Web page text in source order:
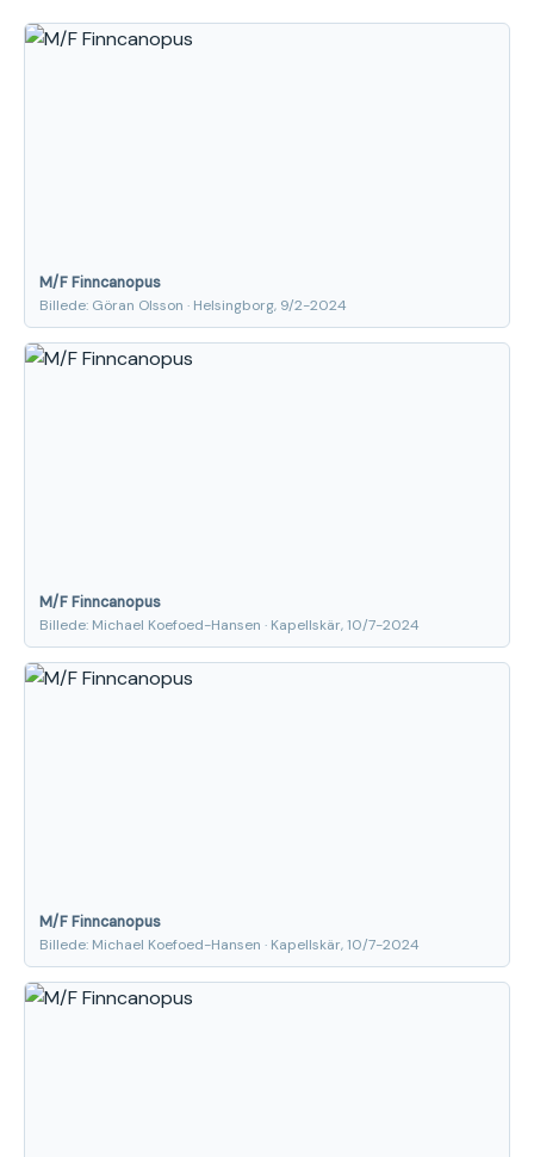
M/F Finncanopus
Billede: Göran Olsson · Helsingborg, 9/2-2024
M/F Finncanopus
Billede: Michael Koefoed-Hansen · Kapellskär, 10/7-2024
M/F Finncanopus
Billede: Michael Koefoed-Hansen · Kapellskär, 10/7-2024